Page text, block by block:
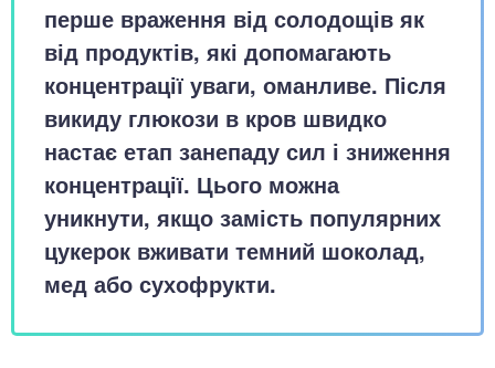
перше враження від солодощів як
від продуктів, які допомагають
концентрації уваги, оманливе. Після
викиду глюкози в кров швидко
настає етап занепаду сил і зниження
концентрації. Цього можна
уникнути, якщо замість популярних
цукерок вживати темний шоколад,
мед або сухофрукти.